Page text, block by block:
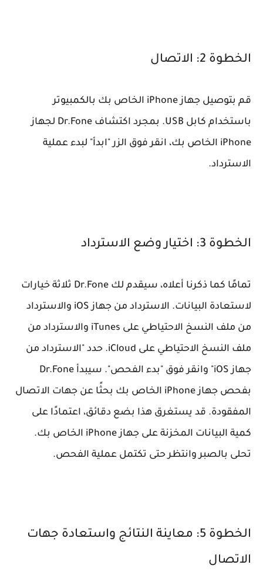
الخطوة 2: الاتصال
قم بتوصيل جهاز iPhone الخاص بك بالكمبيوتر
باستخدام كابل USB. بمجرد اكتشاف Dr.Fone لجهاز
iPhone الخاص بك، انقر فوق الزر "ابدأ" لبدء عملية
الاسترداد.
الخطوة 3: اختيار وضع الاسترداد
تمامًا كما ذكرنا أعلاه، سيقدم لك Dr.Fone ثلاثة خيارات
لاستعادة البيانات. الاسترداد من جهاز iOS والاسترداد
من ملف النسخ الاحتياطي على iTunes والاسترداد من
ملف النسخ الاحتياطي على iCloud. حدد "الاسترداد من
جهاز iOS" وانقر فوق "بدء الفحص". سيبدأ Dr.Fone
بفحص جهاز iPhone الخاص بك بحثًا عن جهات الاتصال
المفقودة. قد يستغرق هذا بضع دقائق، اعتمادًا على
كمية البيانات المخزنة على جهاز iPhone الخاص بك.
تحلى بالصبر وانتظر حتى تكتمل عملية الفحص.
الخطوة 5: معاينة النتائج واستعادة جهات
الاتصال